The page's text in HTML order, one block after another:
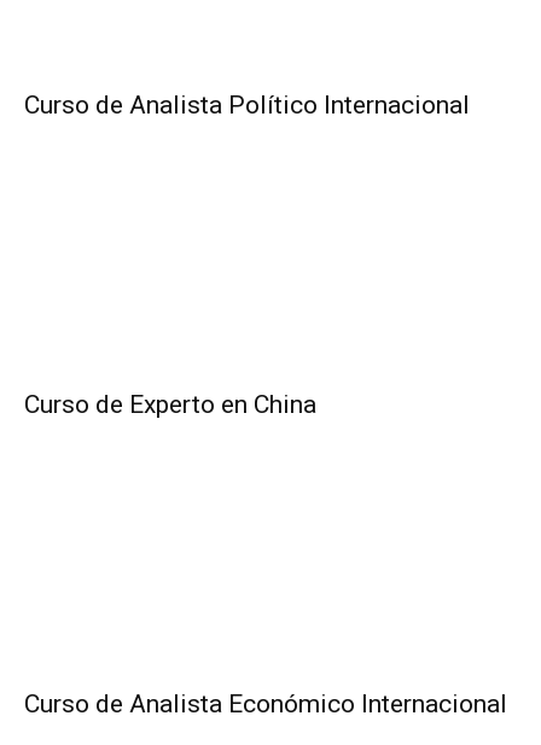
Curso de Analista Político Internacional
Curso de Experto en China
Curso de Analista Económico Internacional